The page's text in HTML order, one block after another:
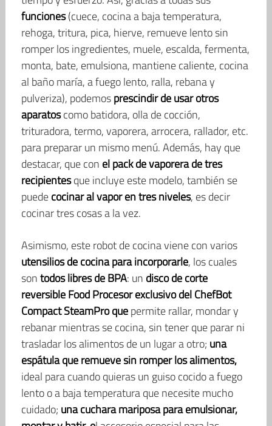
funciones(cuece, cocina a baja temperatura,
rehoga, tritura, pica, hierve, remueve lento sin
romper los ingredientes, muele, escalda, fermenta,
monta, bate, emulsiona, mantiene caliente, cocina
al baño maría, a fuego lento, ralla, rebana y
pulveriza), podemosprescindir de usar otros
aparatoscomo batidora, olla de cocción,
trituradora, termo, vaporera, arrocera, rallador, etc.
para preparar un mismo menú. Además, hay que
destacar, que con el pack de vaporera de tres
recipientesque incluye este modelo, también se
puedecocinar al vapor en tres niveles, es decir
cocinar tres cosas a la vez.
Asimismo, este robot de cocina viene con varios
utensilios de cocina para incorporarle, los cuales
sontodos libres de BPA: un disco de corte
reversible Food Procesor exclusivo del ChefBot
Compact SteamPro quepermite rallar, mondar y
rebanar mientras se cocina, sin tener que parar ni
trasladar los alimentos de un lugar a otro; una
espátula que remueve sin romper los alimentos,
ideal para cuando quieras un guiso cocido a fuego
lento o a baja temperatura que necesite mucho
cuidado; una cuchara mariposa para emulsionar,